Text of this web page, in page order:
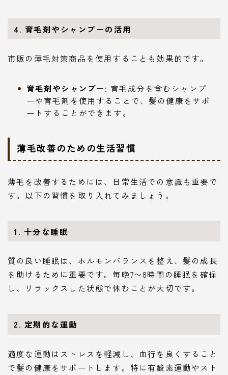
4. 育毛剤やシャンプーの活用
市販の薄毛対策商品を使用することも効果的です。
育毛剤やシャンプー: 育毛成分を含むシャンプ
ーや育毛剤を使用することで、髪の健康をサポ
ートすることができます。
薄毛改善のための生活習慣
薄毛を改善するためには、日常生活での意識も重要で
す。以下の習慣を取り入れてみましょう。
1. 十分な睡眠
質の良い睡眠は、ホルモンバランスを整え、髪の成長
を助けるために重要です。毎晩7〜8時間の睡眠を確保
し、リラックスした状態で休むことが大切です。
2. 定期的な運動
適度な運動はストレスを軽減し、血行を良くすること
で髪の健康をサポートします。特に有酸素運動やスト